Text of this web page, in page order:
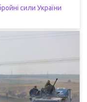
сили України